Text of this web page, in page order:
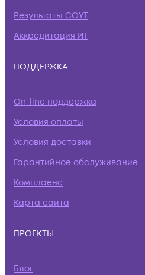
Результаты СОУТ
Аккредитация ИТ
ПОДДЕРЖКА
On-line поддержка
Условия оплаты
Условия доставки
Гарантийное обслуживание
Комплаенс
Карта сайта
ПРОЕКТЫ
Блог